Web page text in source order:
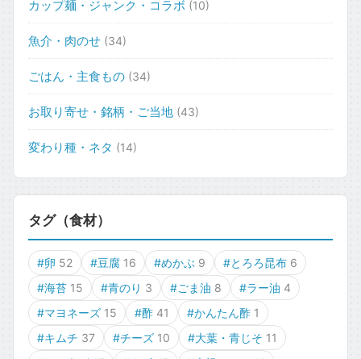
カップ麺・ジャンク・コラボ (10)
魚介・肉のせ (34)
ごはん・主食もの (34)
お取り寄せ・銘柄・ご当地 (43)
変わり種・ネタ (14)
タグ（食材）
#卵 52 #豆腐 16 #めかぶ 9 #とろろ昆布 6
#海苔 15 #青のり 3 #ごま油 8 #ラー油 4
#マヨネーズ 15 #酢 41 #かんたん酢 1
#キムチ 37 #チーズ 10 #大葉・青じそ 11